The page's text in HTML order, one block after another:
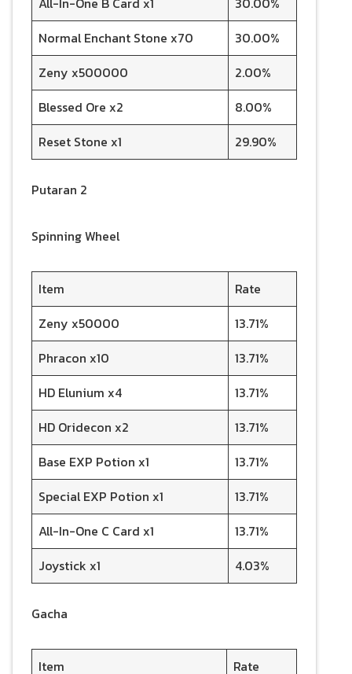
Normal Enchant Stone x70
30.00%
Zeny x500000
2.00%
Blessed Ore x2
8.00%
Reset Stone x1
29.90%
Putaran 2
Spinning Wheel
Item
Rate
Zeny x50000
13.71%
Phracon x10
13.71%
HD Elunium x4
13.71%
HD Oridecon x2
13.71%
Base EXP Potion x1
13.71%
Special EXP Potion x1
13.71%
All-In-One C Card x1
13.71%
Joystick x1
4.03%
Gacha
Item
Rate